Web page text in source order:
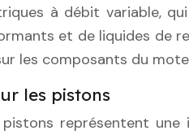
à débit variable,
et de liquides
les composants du
les pistons
représentent